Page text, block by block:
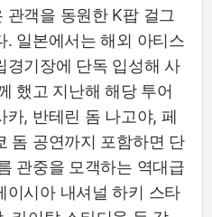
관객을 동원한 K팝 걸그
. 일본에서는 해외 아티스
경기장에 단독 입성해 사
했고 지난해 해당 투어
카, 반테린 돔 나고야, 페
돔 공연까지 포함하면 단
관중을 모객하는 역대급
이시아 내셔널 하키 스타